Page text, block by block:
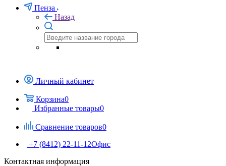
Пенза
Назад
Личный кабинет
Корзина0
Избранные товары0
Сравнение товаров0
+7 (8412) 22-11-12Офис
Контактная информация